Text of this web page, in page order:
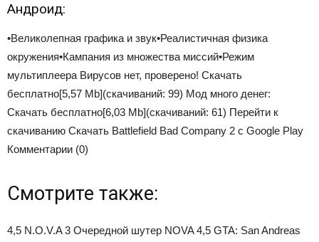
Андроид:
•Великолепная графика и звук•Реалистичная физика
окружения•Кампания из множества миссий•Режим
мультиплеера Вирусов нет, проверено! Скачать
бесплатно[5,57 Mb](cкачиваний: 99) Мод много денег:
Скачать бесплатно[6,03 Mb](cкачиваний: 61) Перейти к
скачиванию Скачать Battlefield Bad Company 2 с Google Play
Комментарии (0)
Смотрите также:
4,5 N.О.V.A 3 Очередной шутер NOVA 4,5 GTA: San Andreas